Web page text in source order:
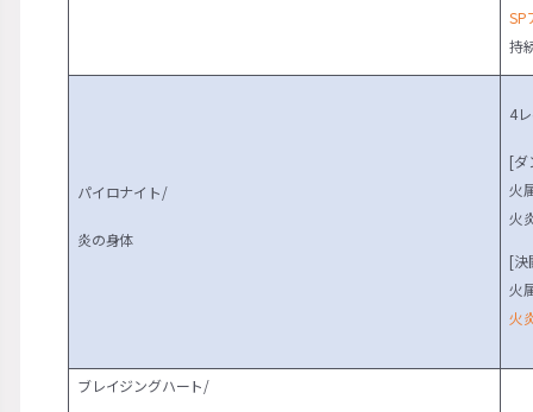
SP
持
パイロナイト/
炎の身体
4
[ダ
火
火
[決
火
火
ブレイジングハート/